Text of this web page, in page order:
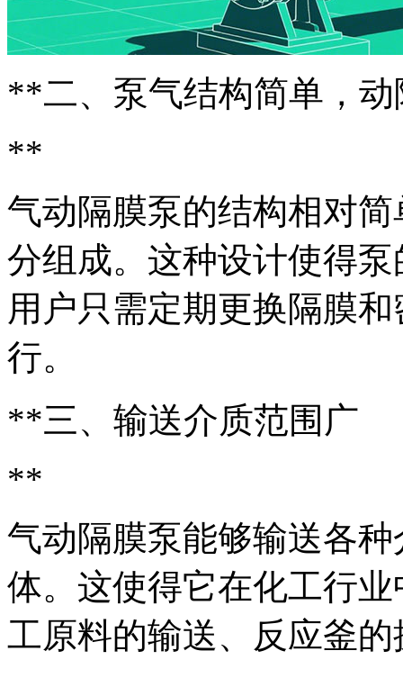
**二、泵气结构简单，
**
气动隔膜泵的结构相对
分组成。这种设计使得
用户只需定期更换隔膜
行。
**三、输送介质范围广
**
气动隔膜泵能够输送各
体。这使得它在化工行
工原料的输送、反应釜